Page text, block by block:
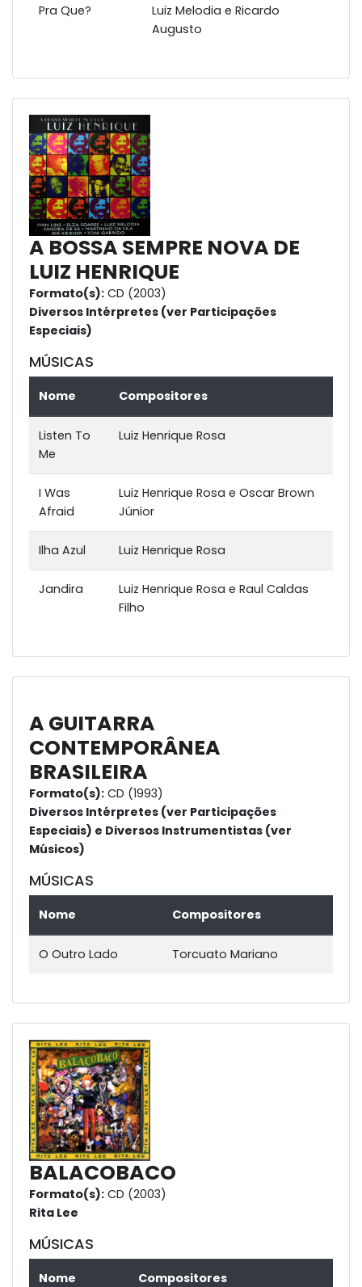
Pra Que?
Luiz Melodia e Ricardo
Augusto
A BOSSA SEMPRE NOVA DE
LUIZ HENRIQUE
Formato(s): CD (2003)
Diversos Intérpretes (ver Participações
Especiais)
MÚSICAS
Nome Compositores
Listen To
Me
Luiz Henrique Rosa
I Was
Afraid
Luiz Henrique Rosa e Oscar Brown
Júnior
Ilha Azul Luiz Henrique Rosa
Jandira
Luiz Henrique Rosa e Raul Caldas
Filho
A GUITARRA
CONTEMPORÂNEA
BRASILEIRA
Formato(s): CD (1993)
Diversos Intérpretes (ver Participações
Especiais) e Diversos Instrumentistas (ver
Músicos)
MÚSICAS
Nome Compositores
O Outro Lado Torcuato Mariano
BALACOBACO
Formato(s): CD (2003)
Rita Lee
MÚSICAS
Nome Compositores